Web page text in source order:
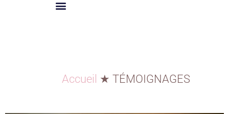
Accueil ★ TÉMOIGNAGES